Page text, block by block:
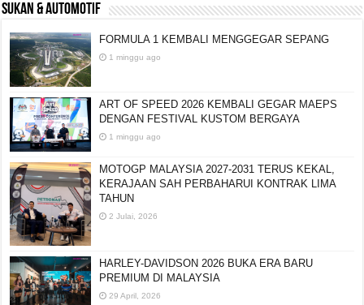
SUKAN & AUTOMOTIF
FORMULA 1 KEMBALI MENGGEGAR SEPANG
1 minggu ago
ART OF SPEED 2026 KEMBALI GEGAR MAEPS
DENGAN FESTIVAL KUSTOM BERGAYA
1 minggu ago
MOTOGP MALAYSIA 2027-2031 TERUS KEKAL,
KERAJAAN SAH PERBAHARUI KONTRAK LIMA
TAHUN
2 Julai, 2026
HARLEY-DAVIDSON 2026 BUKA ERA BARU
PREMIUM DI MALAYSIA
29 April, 2026